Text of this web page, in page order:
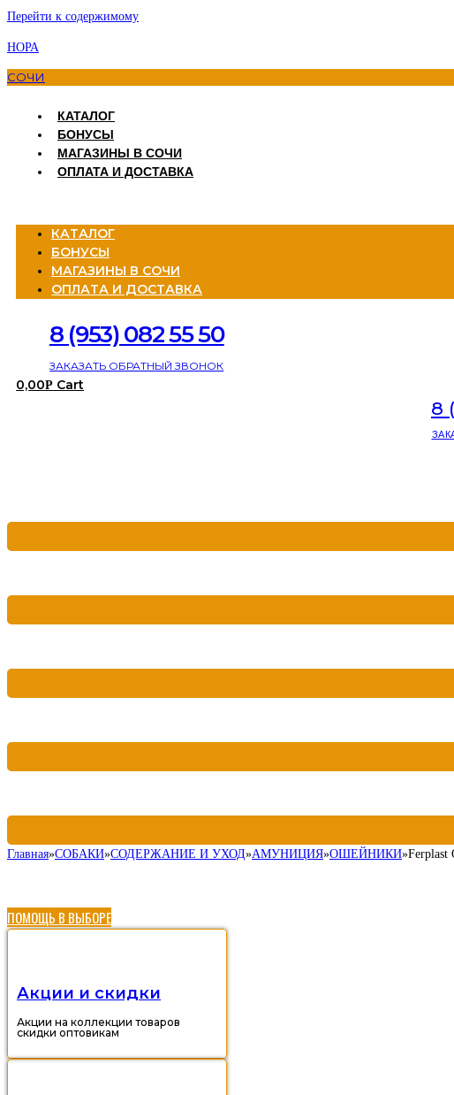
Перейти к содержимому
НОРА
СОЧИ
КАТАЛОГ
БОНУСЫ
МАГАЗИНЫ В СОЧИ
ОПЛАТА И ДОСТАВКА
КАТАЛОГ
БОНУСЫ
МАГАЗИНЫ В СОЧИ
ОПЛАТА И ДОСТАВКА
8 (953) 082 55 50
ЗАКАЗАТЬ ОБРАТНЫЙ ЗВОНОК
0,00Р Cart
8
Главная»СОБАКИ»СОДЕРЖАНИЕ И УХОД»АМУНИЦИЯ»ОШЕЙНИКИ»Ferplast
ПОМОЩЬ В ВЫБОРЕ
Акции и скидки
Акции на коллекции товаров
скидки оптовикам